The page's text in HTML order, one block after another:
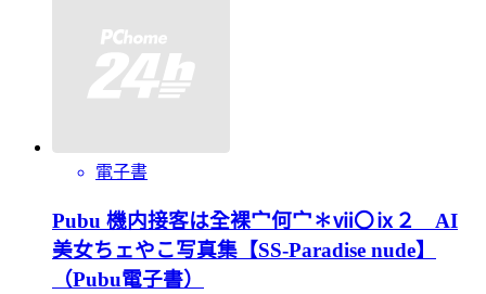
電子書
Pubu 機内接客は全裸宀何宀✽ⅶ〇ⅸ２ AI
美女ちェやこ写真集【SS-Paradise nude】
（Pubu電子書）